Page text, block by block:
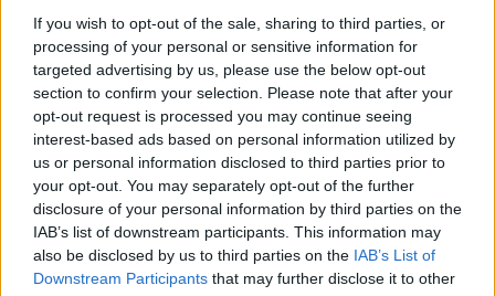
If you wish to opt-out of the sale, sharing to third parties, or
processing of your personal or sensitive information for
targeted advertising by us, please use the below opt-out
section to confirm your selection. Please note that after your
opt-out request is processed you may continue seeing
interest-based ads based on personal information utilized by
us or personal information disclosed to third parties prior to
your opt-out. You may separately opt-out of the further
disclosure of your personal information by third parties on the
IAB’s list of downstream participants. This information may
also be disclosed by us to third parties on the IAB’s List of
Downstream Participants that may further disclose it to other
Szólj hozzá!